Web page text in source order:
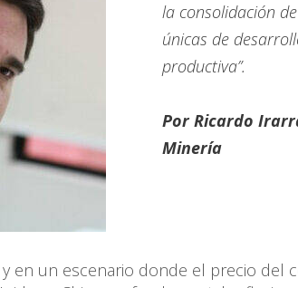
la consolidación
únicas de
productiva”.
Por Ricardo
Minería
en un escenario donde el precio del